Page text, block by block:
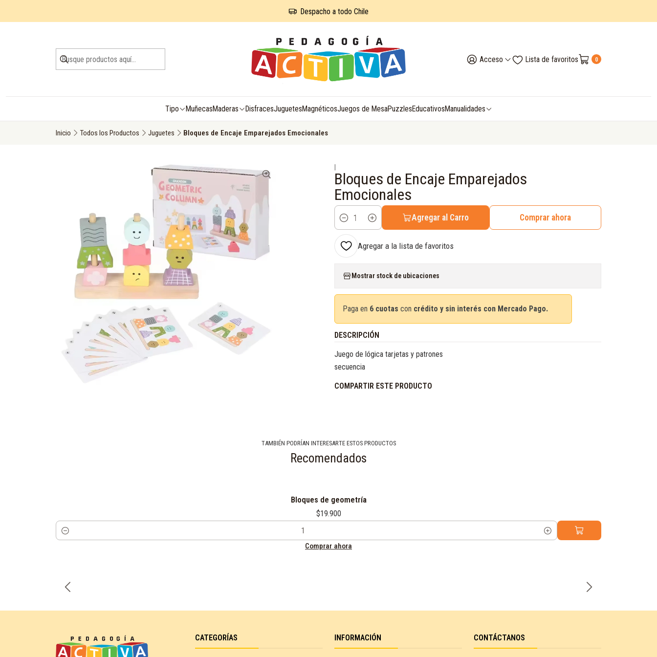
Acceso Lista de favoritos 0
Tipo MuñecasMaderas DisfracesJuguetesMagnéticosJuegos de MesaPuzzlesEducativosManualidades
Despacho a todo Chile
Inicio Todos los Productos Juguetes Bloques de Encaje Emparejados Emocionales
Bloques de Encaje Emparejados
Emocionales
Cantidad
Agregar al Carro Comprar ahora
Agregar a la lista de favoritos
Mostrar stock de ubicaciones
Paga en 6 cuotas con crédito y sin interés con Mercado Pago.
DESCRIPCIÓN
Juego de lógica tarjetas y patrones
secuencia
COMPARTIR ESTE PRODUCTO
TAMBIÉN PODRÍAN INTERESARTE ESTOS PRODUCTOS
Recomendados
Bloques de geometría
$19.900
Cantidad
Comprar ahora
CATEGORÍAS INFORMACIÓN CONTÁCTANOS